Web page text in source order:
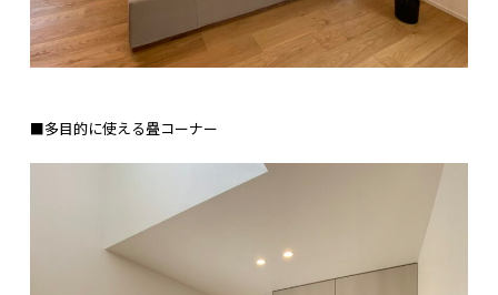
■多目的に使える疂コーナー